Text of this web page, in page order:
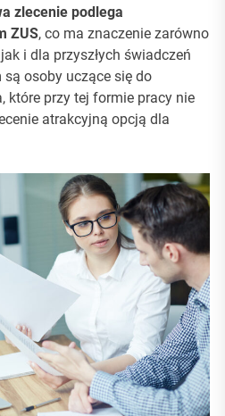
zlecenie podlega
ZUS, co ma znaczenie zarówno
i dla przyszłych świadczeń
osoby uczące się do
które przy tej formie pracy nie
atrakcyjną opcją dla